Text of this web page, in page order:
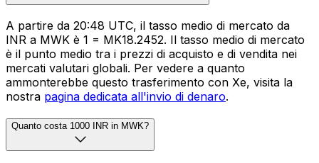
A partire da 20:48 UTC, il tasso medio di mercato da
INR a MWK è ₹1 = MK18.2452. Il tasso medio di mercato
è il punto medio tra i prezzi di acquisto e di vendita nei
mercati valutari globali. Per vedere a quanto
ammonterebbe questo trasferimento con Xe, visita la
nostra pagina dedicata all'invio di denaro.
Quanto costa 1000 INR in MWK?